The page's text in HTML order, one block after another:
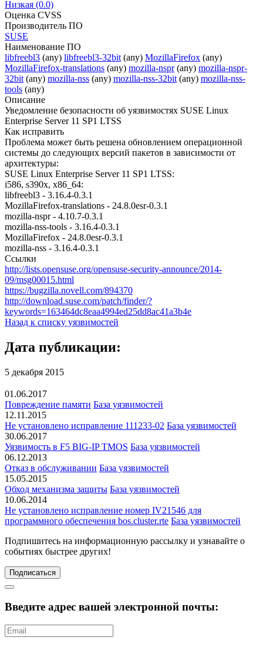
Низкая (0.0)
Оценка CVSS
Производитель ПО
SUSE
Наименование ПО
libfreebl3 (any) libfreebl3-32bit (any) MozillaFirefox (any)
MozillaFirefox-translations (any) mozilla-nspr(any) mozilla-nspr-
32bit (any) mozilla-nss (any) mozilla-nss-32bit (any) mozilla-nss-
tools (any)
Описание
Уведомление безопасности об уязвимостях SUSE Linux
Enterprise Server 11 SP1 LTSS
Как исправить
Проблема может быть решена обновлением операционной
системы до следующих версий пакетов в зависимости от
архитектуры:
SUSE Linux Enterprise Server 11 SP1 LTSS:
i586, s390x, x86_64:
libfreebl3 - 3.16.4-0.3.1
MozillaFirefox-translations - 24.8.0esr-0.3.1
mozilla-nspr - 4.10.7-0.3.1
mozilla-nss-tools - 3.16.4-0.3.1
MozillaFirefox - 24.8.0esr-0.3.1
mozilla-nss - 3.16.4-0.3.1
Ссылки
http://lists.opensuse.org/opensuse-security-announce/2014-
09/msg00015.html
https://bugzilla.novell.com/894370
http://download.suse.com/patch/finder/?
keywords=163464dc8eaa4994ed25dd8ac41a3b4e
Назад к списку уязвимостей
Дата публикации:
5 декабря 2015
01.06.2017
Повреждение памяти База уязвимостей
12.11.2015
Не установлено исправление 111233-02 База уязвимостей
30.06.2017
Уязвимость в F5 BIG-IP TMOS База уязвимостей
06.12.2013
Отказ в обслуживании База уязвимостей
15.05.2015
Обход механизма защиты База уязвимостей
10.06.2014
Не установлено исправление номер IV21546 для
программного обеспечения bos.cluster.rte База уязвимостей
Подпишитесь на информационную рассылку и узнавайте о
событиях быстрее других!
Подписаться
Введите адрес вашей электронной почты: